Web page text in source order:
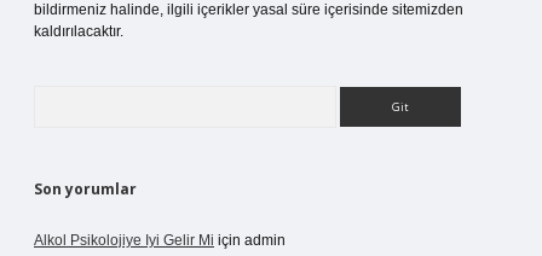
bildirmeniz halinde, ilgili içerikler yasal süre içerisinde sitemizden
kaldırılacaktır.
Son yorumlar
Alkol Psikolojiye Iyi Gelir Mi için admin